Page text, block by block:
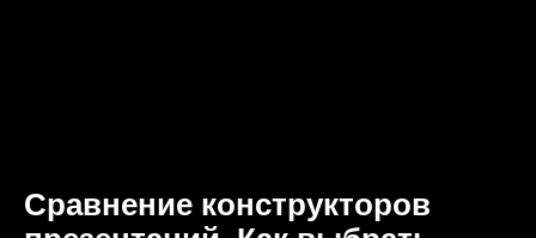
Сравнение конструкторов